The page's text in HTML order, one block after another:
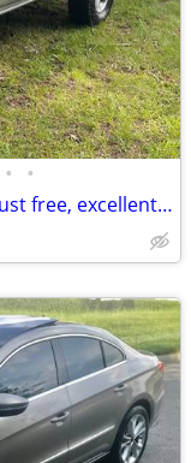
• •
2000 Toyota 4runner Limited 4WD Rust free, excellent condition